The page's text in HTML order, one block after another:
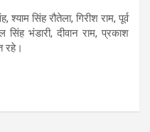
सिंह रौतेला, गिरीश राम, पूर्व
सिंह भंडारी, दीवान राम, प्रकाश
रहे।